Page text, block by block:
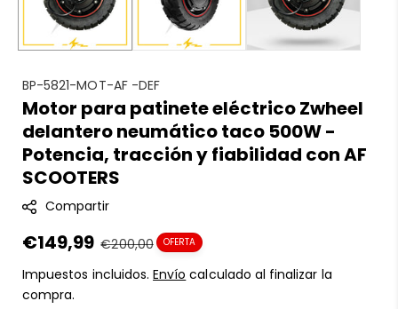
S
K
U
:
BP-5821-MOT-AF -DEF
Motor para patinete eléctrico Zwheel
delantero neumático taco 500W -
Potencia, tracción y fiabilidad con AF
SCOOTERS
Compartir
Precio
en
oferta
€149,99 Precio
regular
€200,00 OFERTA
Impuestos incluidos.Envío calculado al finalizar la
compra.